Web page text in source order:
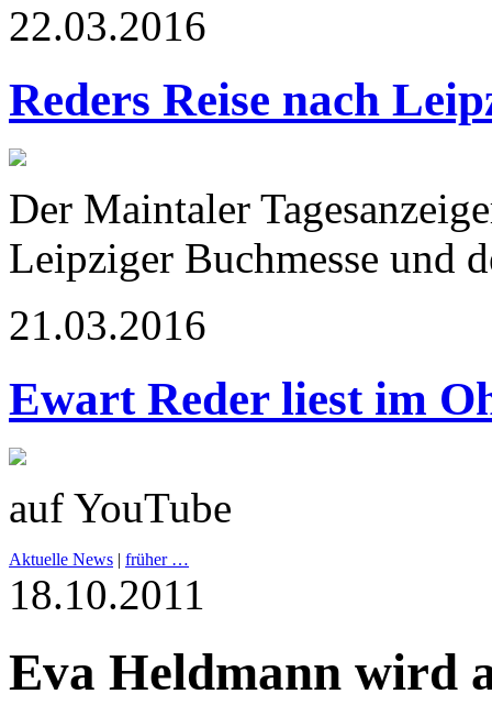
22.03.2016
Reders Reise nach
Der Maintaler
Leipziger Buchmesse und
21.03.2016
Ewart Reder liest im
auf YouTube
Aktuelle News | früher …
18.10.2011
Eva Heldmann wird